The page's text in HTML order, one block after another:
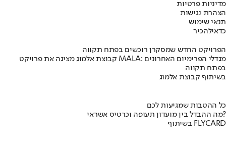
מדיניות פרטיות
הצהרת נגישות
תנאי שימוש
כדאילהכיר
הפרויקט החדש שמסקרן רוכשים בפתח תקווה
קבוצת אלמוג מציגה את פרויקט MALA: מגדלי הפרימיום האחרונים
בפתח תקווה
בשיתוף קבוצת אלמוג
כל ההטבות שמגיעות לכם
מה ההבדל בין מועדון תעופה וכרטיס אשראי?
בשיתוף FLYCARD